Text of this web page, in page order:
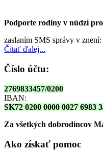
Podporte rodiny v núdzi
zaslaním SMS správy v znení:
Čítať ďalej...
Číslo účtu:
2769833457/0200
IBAN:
SK72 0200 0000 0027 6983
Za všetkých dobrodincov
Ako získať pomoc